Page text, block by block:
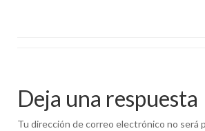
Deja una respuesta
Tu dirección de correo electrónico no será